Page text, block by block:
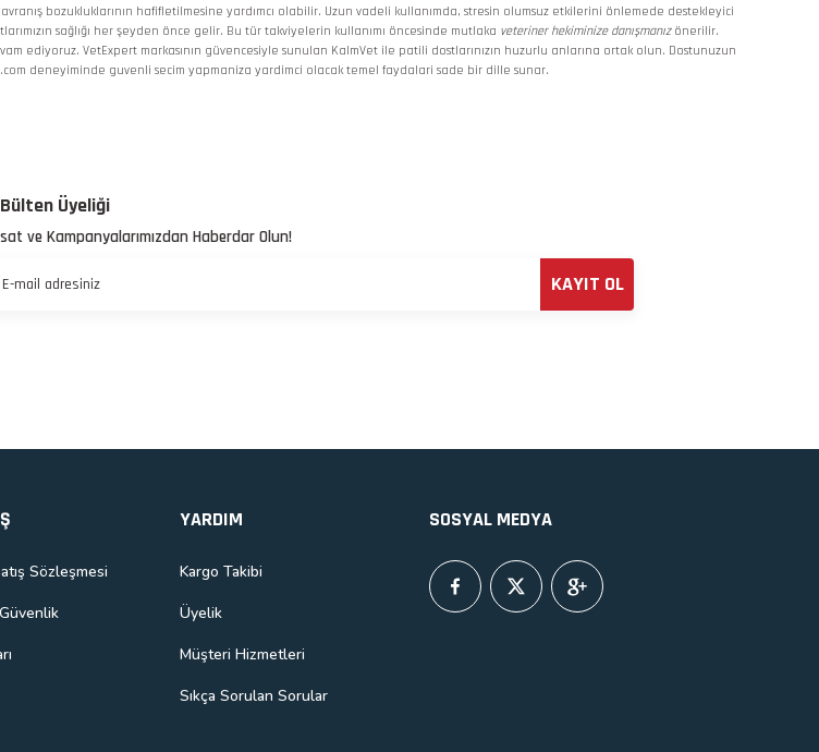
bozukluklarının hafifletilmesine yardımcı olabilir. Uzun vadeli kullanımda, stresin olumsuz etkilerini önlemede destekleyici
sağlığı her şeyden önce gelir. Bu tür takviyelerin kullanımı öncesinde mutlaka veteriner hekiminize danışmanızönerilir.
ediyoruz. VetExpert markasının güvencesiyle sunulan KalmVet ile patili dostlarınızın huzurlu anlarına ortak olun. Dostunuzun
deneyiminde guvenli secim yapmaniza yardimci olacak temel faydalari sade bir dille sunar.
Üyeliği
ve Kampanyalarımızdan Haberdar Olun!
KAYIT OL
Sözleşmesi
YARDIM
Kargo Takibi
Üyelik
Müşteri Hizmetleri
Sıkça Sorulan Sorular
SOSYAL MEDYA